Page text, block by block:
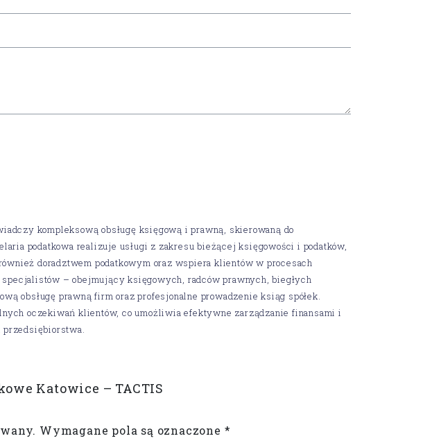
kompleksową obsługę księgową i prawną, skierowaną do
podatkowa realizuje usługi z zakresu bieżącej księgowości i podatków,
doradztwem podatkowym oraz wspiera klientów w procesach
– obejmujący księgowych, radców prawnych, biegłych
obsługę prawną firm oraz profesjonalne prowadzenie ksiąg spółek.
oczekiwań klientów, co umożliwia efektywne zarządzanie finansami i
przedsiębiorstwa.
Katowice – TACTIS
Wymagane pola są oznaczone *